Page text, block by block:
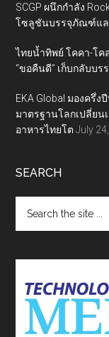
SCGP ผนึกกำลัง
โซลูชันบรรจุภัณฑ์แล
ไทยน้ำทิพย์ โคคา-โค
“ขอคืนดี” เก็บกลับบ
EKA Global มองครึ่
มาตรฐานโลกเปลี่ย
อาหารไทยโต July
SEARCH
the
site